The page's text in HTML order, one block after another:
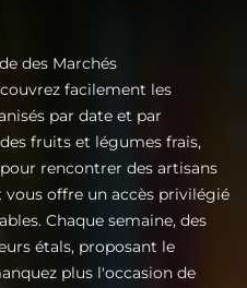
des Marchés
facilement les
par date et par
fruits et légumes frais,
rencontrer des artisans
offre un accès privilégié
Chaque semaine, des
étals, proposant le
plus l'occasion de